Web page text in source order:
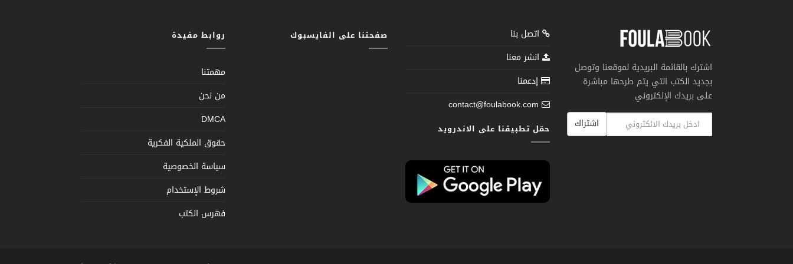
اشترك بالقائمة البريدية لموقعنا وتوصل
بجديد الكتب التي يتم طرحها مباشرة
على بريدك الإلكتروني
اشتراك
اتصل بنا
انشر معنا
إدعمنا
contact@foulabook.com
حمّل تطبيقنا على الاندرويد
صفحتنا على الفايسبوك روابط مفيدة
مهمتنا
من نحن
DMCA
حقوق الملكية الفكرية
سياسة الخصوصية
شروط الإستخدام
فهرس الكتب